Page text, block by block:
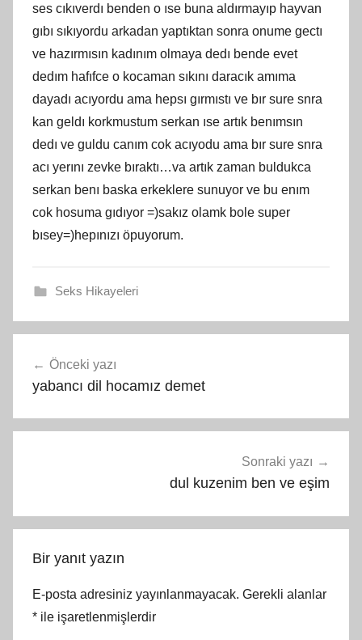
ses cıkıverdı benden o ıse buna aldırmayıp hayvan
gıbı sıkıyordu arkadan yaptıktan sonra onume gectı
ve hazırmısın kadınım olmaya dedı bende evet
dedım hafıfce o kocaman sıkını daracık amıma
dayadı acıyordu ama hepsı gırmıstı ve bır sure snra
kan geldı korkmustum serkan ıse artık benımsın
dedı ve guldu canım cok acıyodu ama bır sure snra
acı yerını zevke bıraktı…va artık zaman buldukca
serkan benı baska erkeklere sunuyor ve bu enım
cok hosuma gıdıyor =)sakız olamk bole super
bısey=)hepınızı öpuyorum.
Seks Hikayeleri
gezinmesi
Önceki yazı
yabancı dil hocamız demet
Sonraki yazı
dul kuzenim ben ve eşim
Bir yanıt yazın
E-posta adresiniz yayınlanmayacak. Gerekli alanlar
* ile işaretlenmişlerdir